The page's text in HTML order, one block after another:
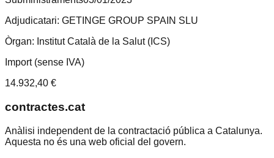
Adjudicatari: GETINGE GROUP SPAIN SLU
Òrgan: Institut Català de la Salut (ICS)
Import (sense IVA)
14.932,40 €
contractes.cat
Anàlisi independent de la contractació pública a Catalunya.
Aquesta no és una web oficial del govern.